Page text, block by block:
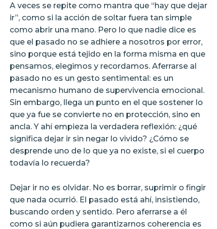
A veces se repite como mantra que “hay que dejar
ir”, como si la acción de soltar fuera tan simple
como abrir una mano. Pero lo que nadie dice es
que el pasado no se adhiere a nosotros por error,
sino porque está tejido en la forma misma en que
pensamos, elegimos y recordamos. Aferrarse al
pasado no es un gesto sentimental: es un
mecanismo humano de supervivencia emocional.
Sin embargo, llega un punto en el que sostener lo
que ya fue se convierte no en protección, sino en
ancla. Y ahí empieza la verdadera reflexión: ¿qué
significa dejar ir sin negar lo vivido? ¿Cómo se
desprende uno de lo que ya no existe, si el cuerpo
todavía lo recuerda?
Dejar ir no es olvidar. No es borrar, suprimir o fingir
que nada ocurrió. El pasado está ahí, insistiendo,
buscando orden y sentido. Pero aferrarse a él
como si aún pudiera garantizarnos coherencia es